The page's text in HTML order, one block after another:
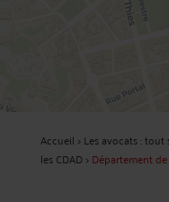
Accueil >Les avocats : tout
les CDAD >Département